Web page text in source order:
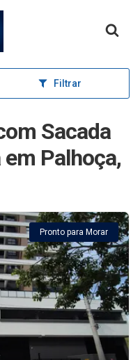
inicial
Filtrar
Sacada
Palhoça,
Pronto para Morar